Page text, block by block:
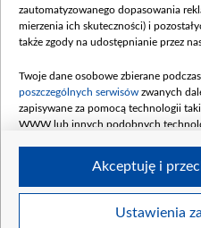
Dofinansowanie 900
Data podpisania
kwiecień 180 mln, 7
czerwca 90 mln)
Dofinansowanie 250
4 sierpnia 250 mln
zautomatyzowanego dopasowania
mierzenia ich skuteczności) i
także zgody na udostępnianie przez
Twoje dane osobowe zbierane
poszczególnych serwisów zwanych
zapisywane za pomocą technologii
WWW lub innych podobnych
Twoje dane osobowe zbierane
Ustawienia
Akceptuję i